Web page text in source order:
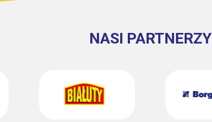
NASI PARTNERZY